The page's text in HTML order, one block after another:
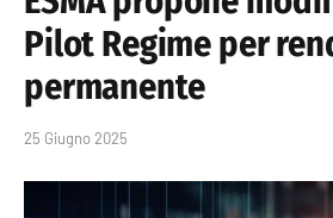
Pilot Regime per
permanente
25 Giugno 2025